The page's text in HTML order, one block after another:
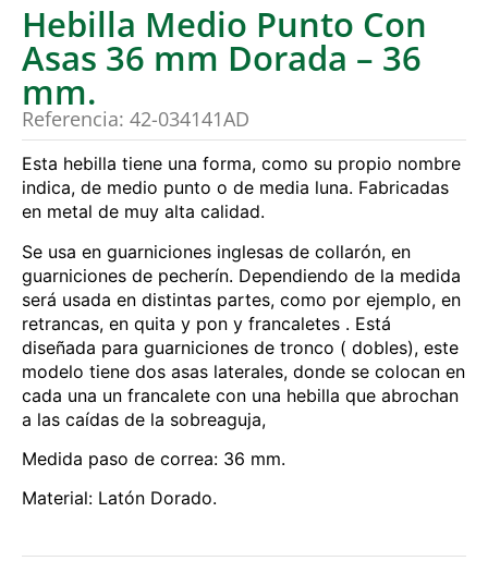
Hebilla Medio Punto Con
Asas 36 mm Dorada – 36
mm.
Referencia: 42-034141AD
Esta hebilla tiene una forma, como su propio nombre
indica, de medio punto o de media luna. Fabricadas
en metal de muy alta calidad.
Se usa en guarniciones inglesas de collarón, en
guarniciones de pecherín. Dependiendo de la medida
será usada en distintas partes, como por ejemplo, en
retrancas, en quita y pon y francaletes . Está
diseñada para guarniciones de tronco ( dobles), este
modelo tiene dos asas laterales, donde se colocan en
cada una un francalete con una hebilla que abrochan
a las caídas de la sobreaguja,
Medida paso de correa: 36 mm.
Material: Latón Dorado.